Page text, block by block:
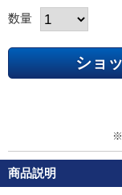
数量
※
商品説明